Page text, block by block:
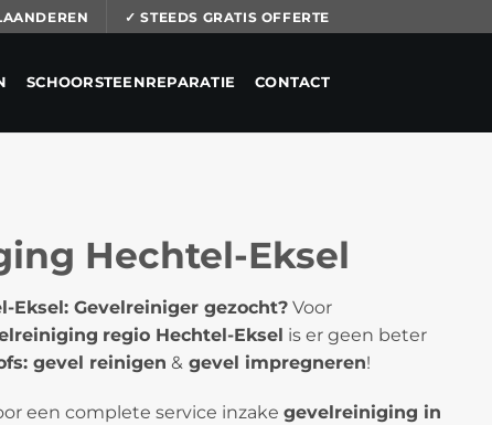
✓ STEEDS GRATIS OFFERTE
SCHOORSTEENREPARATIE CONTACT
Hechtel-Eksel
Eksel: Gevelreiniger gezocht? Voor
regio Hechtel-Eksel is er geen beter
gevel reinigen & gevel impregneren!
een complete service inzake gevelreiniging in